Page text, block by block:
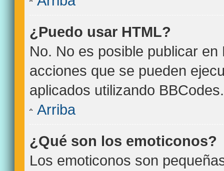
¿Puedo usar HTML?
No. No es posible publicar
acciones que se pueden
aplicados utilizando BBCodes.
Arriba
¿Qué son los emoticonos?
Los emoticonos son